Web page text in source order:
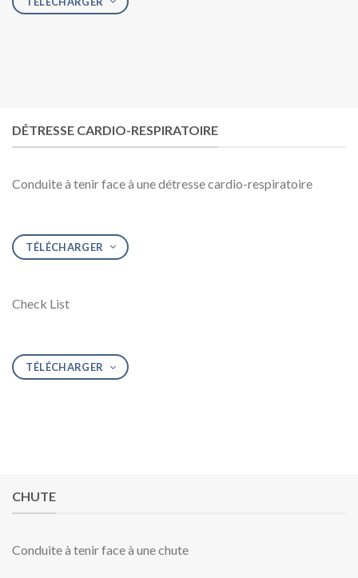
DÉTRESSE CARDIO-RESPIRATOIRE
Conduite à tenir face à une détresse cardio-respiratoire
TÉLÉCHARGER
Check List
TÉLÉCHARGER
CHUTE
Conduite à tenir face à une chute